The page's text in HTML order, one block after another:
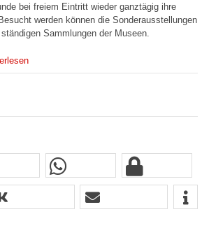
bei freiem Eintritt wieder ganztägig ihre
werden können die Sonderausstellungen
Sammlungen der Museen.